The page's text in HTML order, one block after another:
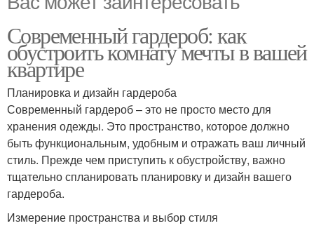
Современный гардероб: как
обустроить комнату мечты в вашей
квартире
Планировка и дизайн гардероба
Современный гардероб – это не просто место для
хранения одежды. Это пространство, которое должно
быть функциональным, удобным и отражать ваш личный
стиль. Прежде чем приступить к обустройству, важно
тщательно спланировать планировку и дизайн вашего
гардероба.
Измерение пространства и выбор стиля